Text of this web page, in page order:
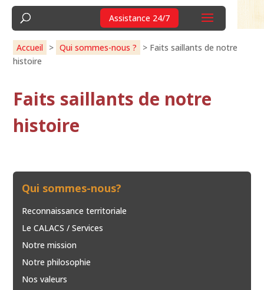
Assistance 24/7
Accueil > Qui sommes-nous ? > Faits saillants de notre
histoire
Faits saillants de notre
histoire
Qui sommes-nous?
Reconnaissance territoriale
Le CALACS / Services
Notre mission
Notre philosophie
Nos valeurs